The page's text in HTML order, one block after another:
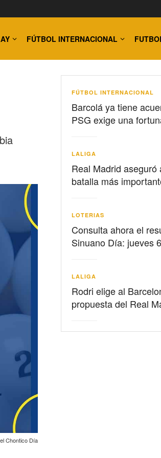
FÚTBOL INTERNACIONAL
Chontico Día
FÚTBOL INTERNACIONAL
Barcolá ya tiene
PSG exige una
LALIGA
Real Madrid
batalla más
LOTERIAS
Consulta ahora el
Sinuano Día: jueves
LALIGA
Rodri elige al
propuesta del Real